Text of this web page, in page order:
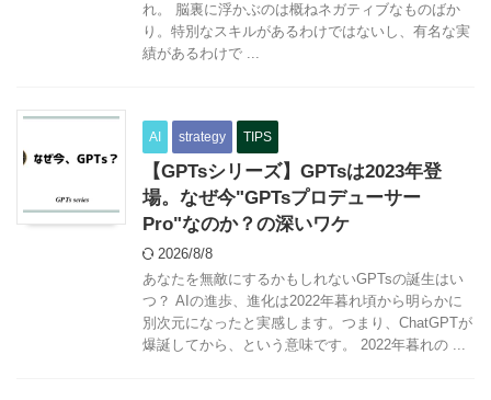
れ。 脳裏に浮かぶのは概ねネガティブなものばか
り。特別なスキルがあるわけではないし、有名な実
績があるわけで ...
AI strategy TIPS
【GPTsシリーズ】GPTsは2023年登
場。なぜ今"GPTsプロデューサー
Pro"なのか？の深いワケ
2026/8/8
あなたを無敵にするかもしれないGPTsの誕生はい
つ？ AIの進歩、進化は2022年暮れ頃から明らかに
別次元になったと実感します。つまり、ChatGPTが
爆誕してから、という意味です。 2022年暮れの ...